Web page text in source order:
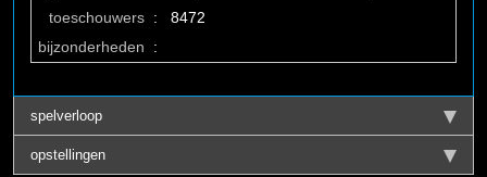
toeschouwers :
8472
bijzonderheden
:
spelverloop
opstellingen